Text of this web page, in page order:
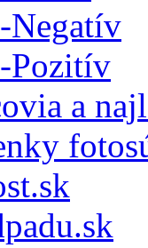
Negatív
Pozitív
a